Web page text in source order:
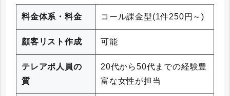
料金体系・料金 コール課金型(1件250円～)
顧客リスト作成 可能
テレアポ人員の
質
20代から50代までの経験豊
富な女性が担当